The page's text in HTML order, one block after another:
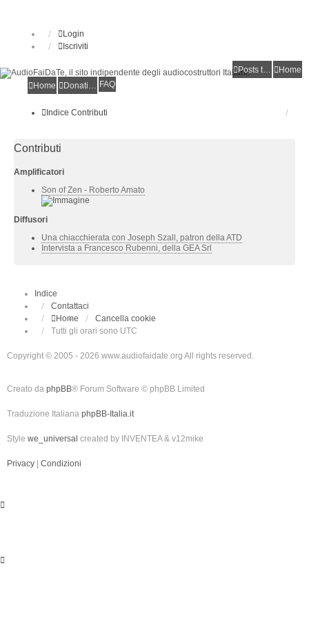
Login
Iscriviti
Posts toplist
Home
Home
Donations FAQ
Indice Contributi
Contributi
Amplificatori
Son of Zen - Roberto Amato
Diffusori
Una chiacchierata con Joseph Szall, patron della ATD
Intervista a Francesco Rubenni, della GEA Srl
Indice
Contattaci
Home
Cancella cookie
Tutti gli orari sono UTC
Copyright © 2005 - 2026 www.audiofaidate.org All rights reserved.
Creato da phpBB® Forum Software © phpBB Limited
Traduzione Italiana phpBB-Italia.it
Style we_universal created by INVENTEA & v12mike
Privacy Condizioni